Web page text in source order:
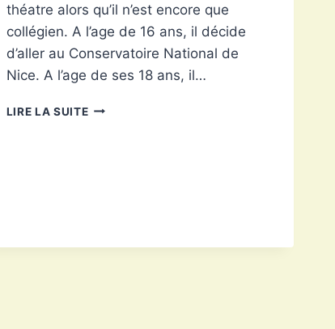
théatre alors qu’il n’est encore que
collégien. A l’age de 16 ans, il décide
d’aller au Conservatoire National de
Nice. A l’age de ses 18 ans, il…
LIRE LA SUITEOLIVIER